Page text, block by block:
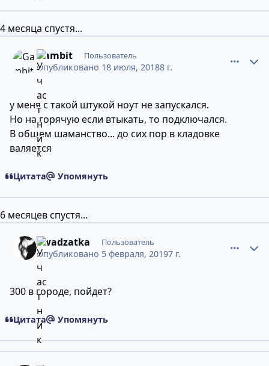
4 месяца спустя...
Gambit Пользователь
Опубликовано 18 июля, 20188 г.
у меня с такой штукой ноут не запускался.
Но на горячую если втыкать, то подключался.
В общем шаманство... до сих пор в кладовке
валяется
Цитата Упомянуть
6 месяцев спустя...
dwadzatka Пользователь
Опубликовано 5 февраля, 20197 г.
300 в городе, пойдет?
Цитата Упомянуть